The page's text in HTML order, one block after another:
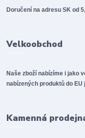
Doručení na adresu SK od
Velkoobchod
Naše zboží nabízíme i jako
nabízených produktů do EU
Kamenná